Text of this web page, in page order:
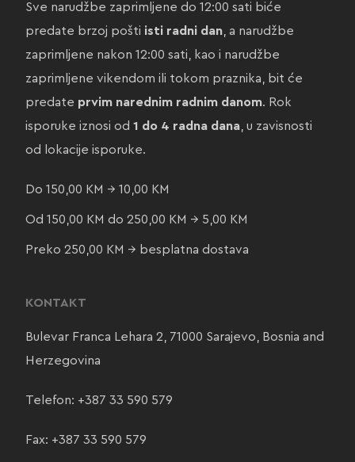
Sve narudžbe zaprimljene do 12:00 sati biće
predate brzoj pošti isti radni dan, a narudžbe
zaprimljene nakon 12:00 sati, kao i narudžbe
zaprimljene vikendom ili tokom praznika, bit će
predate prvim narednim radnim danom. Rok
isporuke iznosi od 1 do 4 radna dana, u zavisnosti
od lokacije isporuke.
Do 150,00 KM → 10,00 KM
Od 150,00 KM do 250,00 KM → 5,00 KM
Preko 250,00 KM → besplatna dostava
KONTAKT
Bulevar Franca Lehara 2, 71000 Sarajevo, Bosnia and
Herzegovina
Telefon: +387 33 590 579
Fax: +387 33 590 579